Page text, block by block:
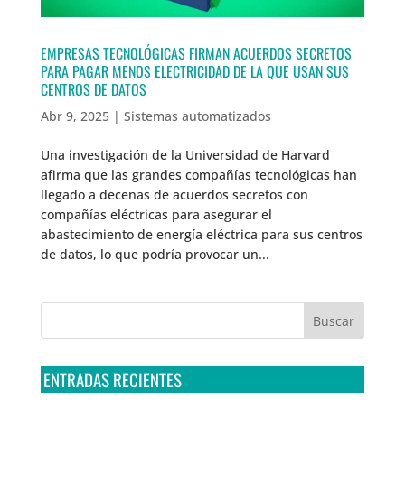
EMPRESAS TECNOLÓGICAS FIRMAN ACUERDOS SECRETOS
PARA PAGAR MENOS ELECTRICIDAD DE LA QUE USAN SUS
CENTROS DE DATOS
Abr 9, 2025| Sistemas automatizados
Una investigación de la Universidad de Harvard
afirma que las grandes compañías tecnológicas han
llegado a decenas de acuerdos secretos con
compañías eléctricas para asegurar el
abastecimiento de energía eléctrica para sus centros
de datos, lo que podría provocar un...
ENTRADAS RECIENTES